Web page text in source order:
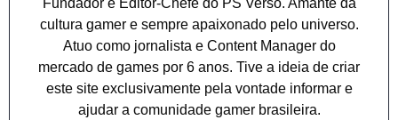
Fundador e Editor-Chefe do PS Verso. Amante da
cultura gamer e sempre apaixonado pelo universo.
Atuo como jornalista e Content Manager do
mercado de games por 6 anos. Tive a ideia de criar
este site exclusivamente pela vontade informar e
ajudar a comunidade gamer brasileira.